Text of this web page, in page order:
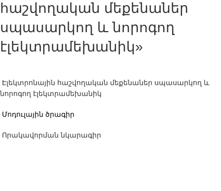
հաշվողական մեքենաներ
սպասարկող և նորոգող
էլեկտրամեխանիկ»
Էլեկտրոնային հաշվողական մեքենաներ սպասարկող և
նորոգող էլեկտրամեխանիկ
Մոդուլային ծրագիր
Որակավորման նկարագիր